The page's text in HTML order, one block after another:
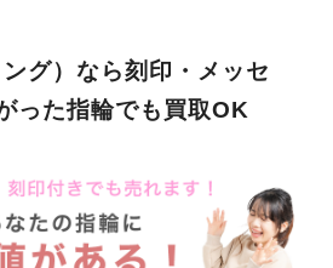
グ）なら刻印・メッセ
った指輪でも買取OK